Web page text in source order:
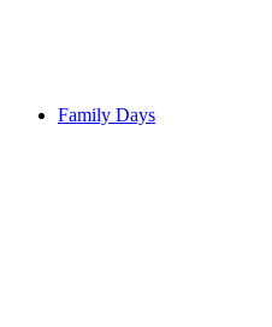
Family Days